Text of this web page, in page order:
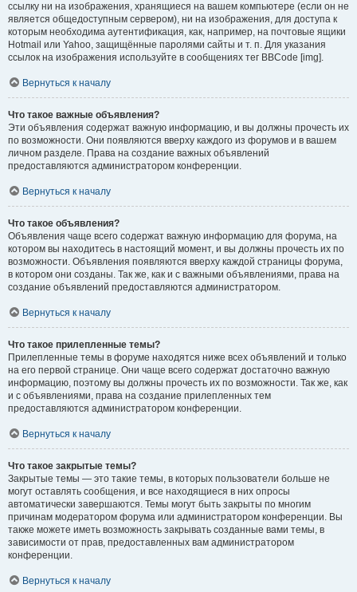
ссылку ни на изображения, хранящиеся на вашем компьютере (если он не
является общедоступным сервером), ни на изображения, для доступа к
которым необходима аутентификация, как, например, на почтовые ящики
Hotmail или Yahoo, защищённые паролями сайты и т. п. Для указания
ссылок на изображения используйте в сообщениях тег BBCode [img].
Вернуться к началу
Что такое важные объявления?
Эти объявления содержат важную информацию, и вы должны прочесть их
по возможности. Они появляются вверху каждого из форумов и в вашем
личном разделе. Права на создание важных объявлений
предоставляются администратором конференции.
Вернуться к началу
Что такое объявления?
Объявления чаще всего содержат важную информацию для форума, на
котором вы находитесь в настоящий момент, и вы должны прочесть их по
возможности. Объявления появляются вверху каждой страницы форума,
в котором они созданы. Так же, как и с важными объявлениями, права на
создание объявлений предоставляются администратором.
Вернуться к началу
Что такое прилепленные темы?
Прилепленные темы в форуме находятся ниже всех объявлений и только
на его первой странице. Они чаще всего содержат достаточно важную
информацию, поэтому вы должны прочесть их по возможности. Так же, как
и с объявлениями, права на создание прилепленных тем
предоставляются администратором конференции.
Вернуться к началу
Что такое закрытые темы?
Закрытые темы — это такие темы, в которых пользователи больше не
могут оставлять сообщения, и все находящиеся в них опросы
автоматически завершаются. Темы могут быть закрыты по многим
причинам модератором форума или администратором конференции. Вы
также можете иметь возможность закрывать созданные вами темы, в
зависимости от прав, предоставленных вам администратором
конференции.
Вернуться к началу